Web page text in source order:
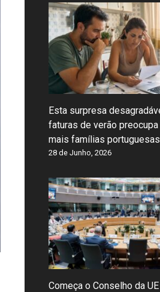
Esta surpresa
faturas de verão
mais famílias portuguesas
28 de Junho, 2026
Começa o Conselho da